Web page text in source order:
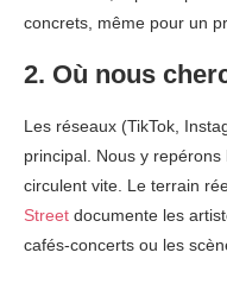
concrets, même pour un
2. Où nous
Les réseaux (TikTok,
principal. Nous y
circulent vite. Le terrain
Street documente les
cafés-concerts ou les